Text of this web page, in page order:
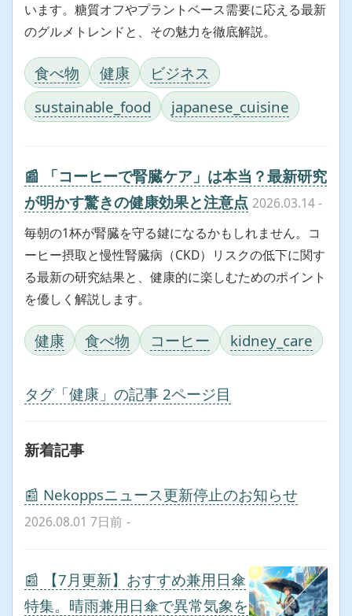
います。糖質オフやプラントベース需要に応える最新
のグルメトレンドと、その魅力を徹底解説。
食べ物 健康
ビジネス
sustainable_food
japanese_cuisine
📰 「コーヒーで腎臓ケア」は本当？最新研究
が明かす驚きの健康効果と注意点 2026.03.14-
毎朝の1杯が腎臓を守る鍵になるかもしれません。コ
ーヒー摂取と慢性腎臓病（CKD）リスクの低下に関す
る最新の研究結果と、健康的に楽しむためのポイント
を優しく解説します。
健康 食べ物 コーヒー kidney_care
タグ「健康」の記事 2ページ目
新着記事
📰 Nekoppsニュース更新停止のお知らせ
2026.08.01 7日前 -
📰 【7月更新】おすすめ兼用日傘
特集。晴雨兼用日傘で異常気象を